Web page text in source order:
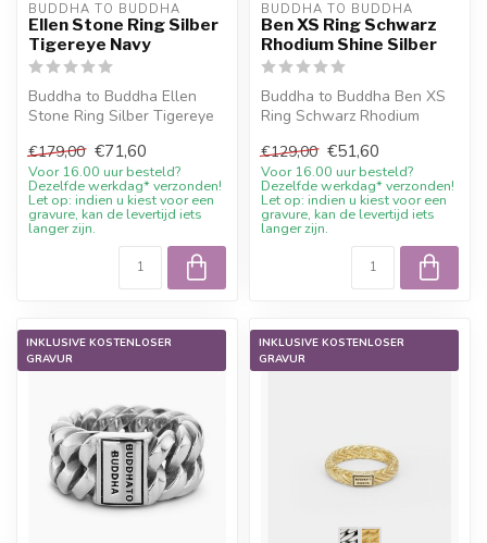
BUDDHA TO BUDDHA
Ellen Stone Ring Silber
Tigereye Navy
Buddha to Buddha Ellen
Stone Ring Silber Tigereye
Preis,...
€179,00 €71,60
Voor 16.00 uur besteld?
Dezelfde werkdag* verzonden!
Let op: indien u kiest voor een
gravure, kan de levertijd iets
langer zijn.
BUDDHA TO BUDDHA
Ben XS Ring Schwarz
Rhodium Shine Silber
Buddha to Buddha Ben XS
Ring Schwarz Rhodium
Sale-Pre...
€129,00 €51,60
Voor 16.00 uur besteld?
Dezelfde werkdag* verzonden!
Let op: indien u kiest voor een
gravure, kan de levertijd iets
langer zijn.
INKLUSIVE KOSTENLOSER
GRAVUR
INKLUSIVE KOSTENLOSER
GRAVUR